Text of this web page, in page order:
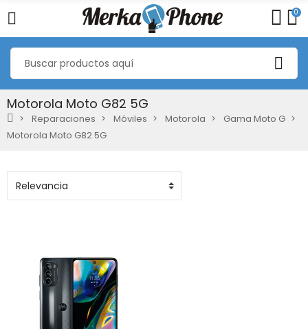
0
Motorola Moto G82 5G
Reparaciones Móviles Motorola
Gama Moto G
Motorola Moto G82 5G